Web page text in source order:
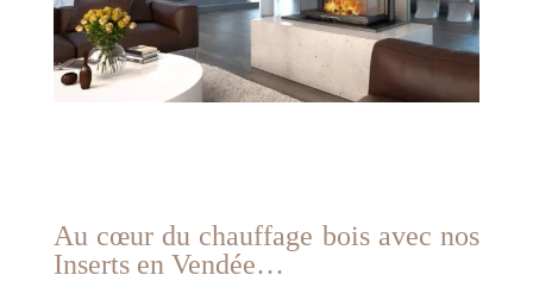
Au cœur du chauffage bois avec nos
Inserts en Vendée…